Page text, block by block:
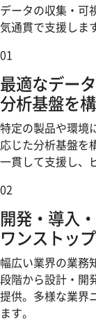
データの収集・可
気通貫で支援しま
01
最適なデー
分析基盤を
特定の製品や環境
応じた分析基盤を
一貫して支援し、
02
開発・導入
ワンストッ
幅広い業界の業務
段階から設計・開
提供。多様な業界
ます。